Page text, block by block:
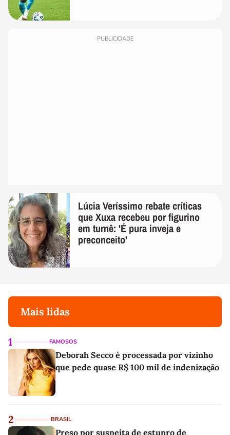
PUBLICIDADE
Lúcia Veríssimo rebate críticas
que Xuxa recebeu por figurino
em turnê: 'É pura inveja e
preconceito'
Mais lidas
1 FAMOSOS
Deborah Secco é processada por vizinho
que pede quase R$ 100 mil de indenização
2 BRASIL
Preso por suspeita de estupro de